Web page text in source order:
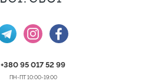
+380 95 017 52 99
ПН-ПТ 10:00-19:00